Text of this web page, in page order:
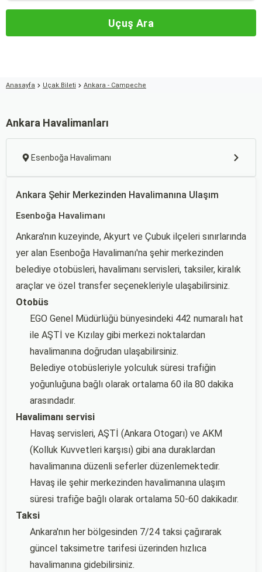
Uçuş Ara
Anasayfa Uçak Bileti Ankara - Campeche
Ankara Havalimanları
Esenboğa Havalimanı
Ankara Şehir Merkezinden Havalimanına Ulaşım
Esenboğa Havalimanı
Ankara'nın kuzeyinde, Akyurt ve Çubuk ilçeleri sınırlarında
yer alan Esenboğa Havalimanı'na şehir merkezinden
belediye otobüsleri, havalimanı servisleri, taksiler, kiralık
araçlar ve özel transfer seçenekleriyle ulaşabilirsiniz.
Otobüs
EGO Genel Müdürlüğü bünyesindeki 442 numaralı hat
ile AŞTİ ve Kızılay gibi merkezi noktalardan
havalimanına doğrudan ulaşabilirsiniz.
Belediye otobüsleriyle yolculuk süresi trafiğin
yoğunluğuna bağlı olarak ortalama 60 ila 80 dakika
arasındadır.
Havalimanı servisi
Havaş servisleri, AŞTİ (Ankara Otogarı) ve AKM
(Kolluk Kuvvetleri karşısı) gibi ana duraklardan
havalimanına düzenli seferler düzenlemektedir.
Havaş ile şehir merkezinden havalimanına ulaşım
süresi trafiğe bağlı olarak ortalama 50-60 dakikadır.
Taksi
Ankara'nın her bölgesinden 7/24 taksi çağırarak
güncel taksimetre tarifesi üzerinden hızlıca
havalimanına gidebilirsiniz.